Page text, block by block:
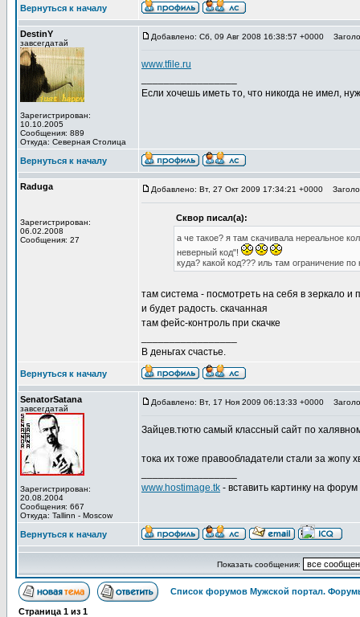
Вернуться к началу
DestinY
завсегдатай
Зарегистрирован:
10.10.2005
Сообщения: 889
Откуда: Северная Столица
Добавлено: Сб, 09 Авг 2008 16:38:57 +0000
www.tfile.ru
Если хочешь иметь то, что никогда не имел,
Вернуться к началу
Raduga
Зарегистрирован:
06.02.2008
Сообщения: 27
Добавлено: Вт, 27 Окт 2009 17:34:21 +0000
Сквор писал(а):
а че такое? я там скачивала нереальное
неверный код"!
куда? какой код??? иль там ограничение
там система - посмотреть на себя в зеркало и
и будет радость. скачанная
там фейс-контроль при скачке
В деньгах счастье.
Вернуться к началу
SenatorSatana
завсегдатай
Зарегистрирован:
20.08.2004
Сообщения: 667
Откуда: Tallinn - Moscow
Добавлено: Вт, 17 Ноя 2009 06:13:33 +0000
Зайцев.тютю самый классный сайт по
тока их тоже правообладатели стали за жопу
www.hostimage.tk - вставить картинку на форум
Вернуться к началу
Показать сообщения:
Список форумов Мужской портал.
Страница 1 из 1